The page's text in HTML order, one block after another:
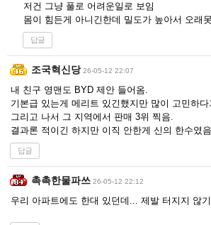
저건 그냥 풀로 어려운일로 보임
몸이 힘든게 아니긴한데 밀도가 높아서 오래
답글
조국혁신당 26-05-12 22:07
내 친구 영맨도 BYD 제안 들어옴.
기본급 있는게 메리트 있긴했지만 많이 고민하
그리고 나서 그 지역에서 판매 3위 찍음.
결과론 적이긴 하지만 이직 안한게 신의 한수였
답글
촉촉한물파쓰 26-05-12 22:12
우리 아파트에도 한대 있던데... 제발 터지지 않